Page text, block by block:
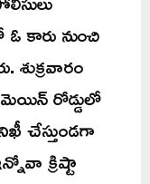
నుంచి
శుక్రవారం
రోడ్డులో
చేస్తుండగా
క్రిష్టా